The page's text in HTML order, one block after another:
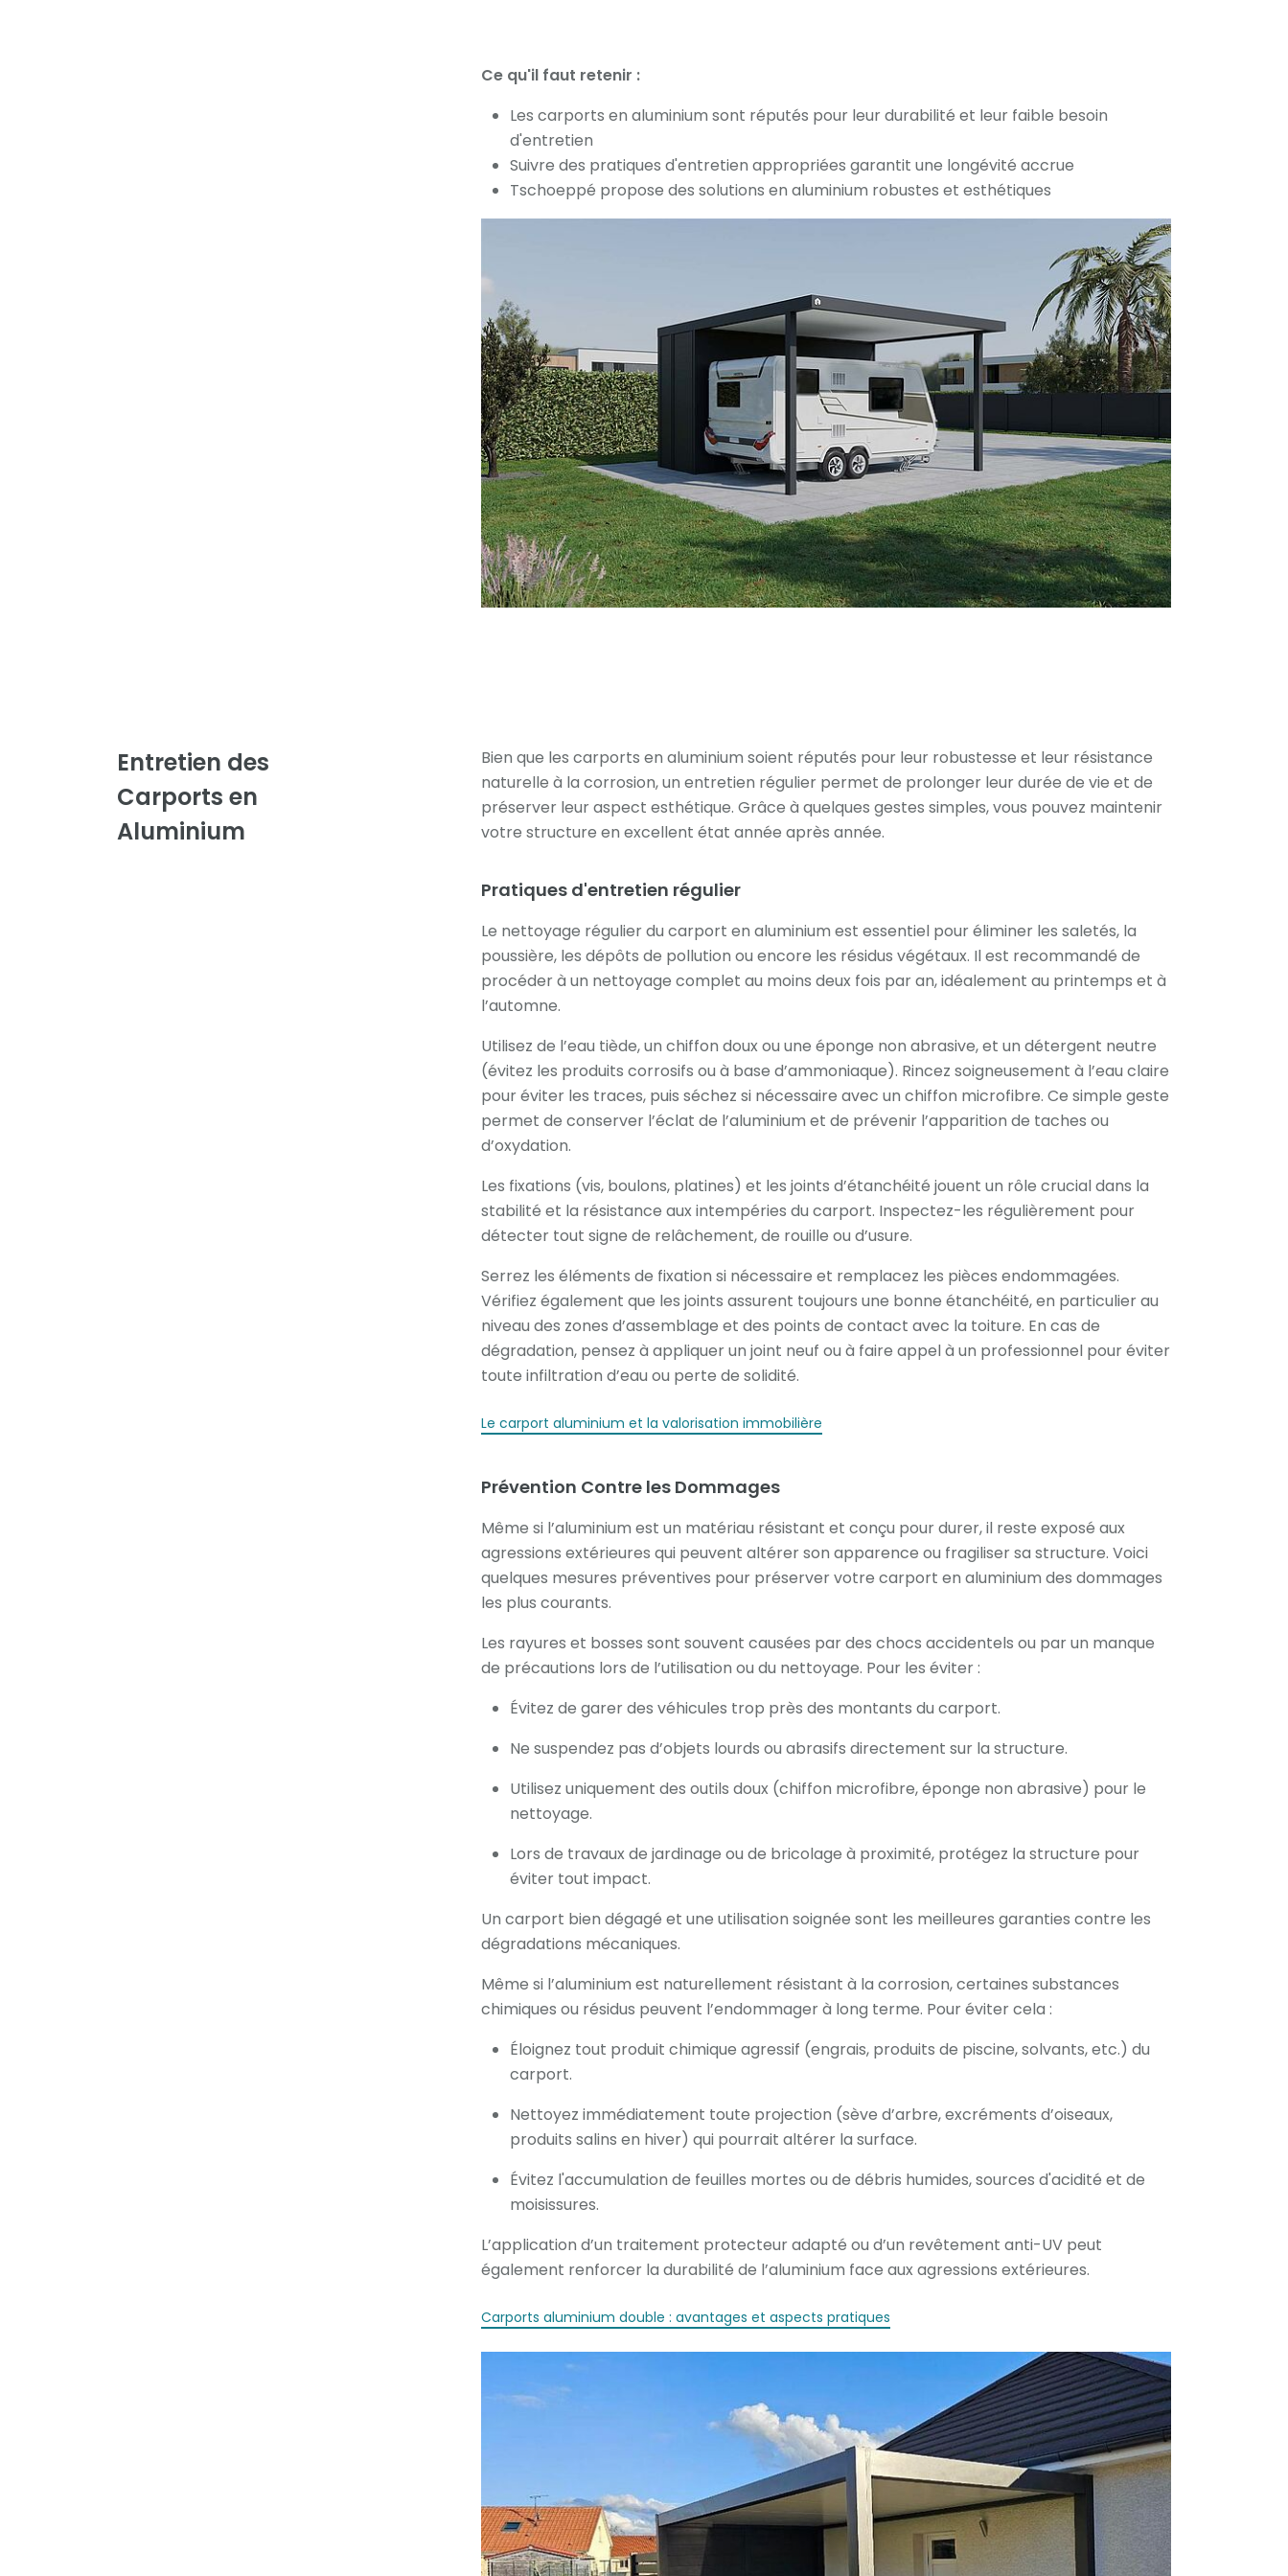
Ce qu'il faut retenir :
Les carports en aluminium sont réputés pour leur durabilité et leur faible besoin
d'entretien
Suivre des pratiques d'entretien appropriées garantit une longévité accrue
Tschoeppé propose des solutions en aluminium robustes et esthétiques
Entretien des
Carports en
Aluminium
Bien que les carports en aluminium soient réputés pour leur robustesse et leur résistance
naturelle à la corrosion, un entretien régulier permet de prolonger leur durée de vie et de
préserver leur aspect esthétique. Grâce à quelques gestes simples, vous pouvez maintenir
votre structure en excellent état année après année.
Pratiques d'entretien régulier
Le nettoyage régulier du carport en aluminium est essentiel pour éliminer les saletés, la
poussière, les dépôts de pollution ou encore les résidus végétaux. Il est recommandé de
procéder à un nettoyage complet au moins deux fois par an, idéalement au printemps et à
l’automne.
Utilisez de l’eau tiède, un chiffon doux ou une éponge non abrasive, et un détergent neutre
(évitez les produits corrosifs ou à base d’ammoniaque). Rincez soigneusement à l’eau claire
pour éviter les traces, puis séchez si nécessaire avec un chiffon microfibre. Ce simple geste
permet de conserver l’éclat de l’aluminium et de prévenir l’apparition de taches ou
d’oxydation.
Les fixations (vis, boulons, platines) et les joints d’étanchéité jouent un rôle crucial dans la
stabilité et la résistance aux intempéries du carport. Inspectez-les régulièrement pour
détecter tout signe de relâchement, de rouille ou d’usure.
Serrez les éléments de fixation si nécessaire et remplacez les pièces endommagées.
Vérifiez également que les joints assurent toujours une bonne étanchéité, en particulier au
niveau des zones d’assemblage et des points de contact avec la toiture. En cas de
dégradation, pensez à appliquer un joint neuf ou à faire appel à un professionnel pour éviter
toute infiltration d’eau ou perte de solidité.
Le carport aluminium et la valorisation immobilière
Prévention Contre les Dommages
Même si l’aluminium est un matériau résistant et conçu pour durer, il reste exposé aux
agressions extérieures qui peuvent altérer son apparence ou fragiliser sa structure. Voici
quelques mesures préventives pour préserver votre carport en aluminium des dommages
les plus courants.
Les rayures et bosses sont souvent causées par des chocs accidentels ou par un manque
de précautions lors de l’utilisation ou du nettoyage. Pour les éviter :
Évitez de garer des véhicules trop près des montants du carport.
Ne suspendez pas d’objets lourds ou abrasifs directement sur la structure.
Utilisez uniquement des outils doux (chiffon microfibre, éponge non abrasive) pour le
nettoyage.
Lors de travaux de jardinage ou de bricolage à proximité, protégez la structure pour
éviter tout impact.
Un carport bien dégagé et une utilisation soignée sont les meilleures garanties contre les
dégradations mécaniques.
Même si l’aluminium est naturellement résistant à la corrosion, certaines substances
chimiques ou résidus peuvent l’endommager à long terme. Pour éviter cela :
Éloignez tout produit chimique agressif (engrais, produits de piscine, solvants, etc.) du
carport.
Nettoyez immédiatement toute projection (sève d’arbre, excréments d’oiseaux,
produits salins en hiver) qui pourrait altérer la surface.
Évitez l'accumulation de feuilles mortes ou de débris humides, sources d'acidité et de
moisissures.
L’application d’un traitement protecteur adapté ou d’un revêtement anti-UV peut
également renforcer la durabilité de l’aluminium face aux agressions extérieures.
Carports aluminium double : avantages et aspects pratiques